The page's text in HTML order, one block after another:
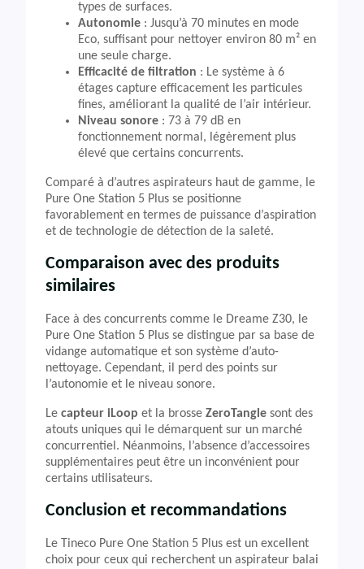
types de surfaces.
Autonomie : Jusqu’à 70 minutes en mode
Eco, suffisant pour nettoyer environ 80 m² en
une seule charge.
Efficacité de filtration : Le système à 6
étages capture efficacement les particules
fines, améliorant la qualité de l’air intérieur.
Niveau sonore : 73 à 79 dB en
fonctionnement normal, légèrement plus
élevé que certains concurrents.
Comparé à d’autres aspirateurs haut de gamme, le
Pure One Station 5 Plus se positionne
favorablement en termes de puissance d’aspiration
et de technologie de détection de la saleté.
Comparaison avec des produits
similaires
Face à des concurrents comme le Dreame Z30, le
Pure One Station 5 Plus se distingue par sa base de
vidange automatique et son système d’auto-
nettoyage. Cependant, il perd des points sur
l’autonomie et le niveau sonore.
Le capteur iLoop et la brosse ZeroTangle sont des
atouts uniques qui le démarquent sur un marché
concurrentiel. Néanmoins, l’absence d’accessoires
supplémentaires peut être un inconvénient pour
certains utilisateurs.
Conclusion et recommandations
Le Tineco Pure One Station 5 Plus est un excellent
choix pour ceux qui recherchent un aspirateur balai